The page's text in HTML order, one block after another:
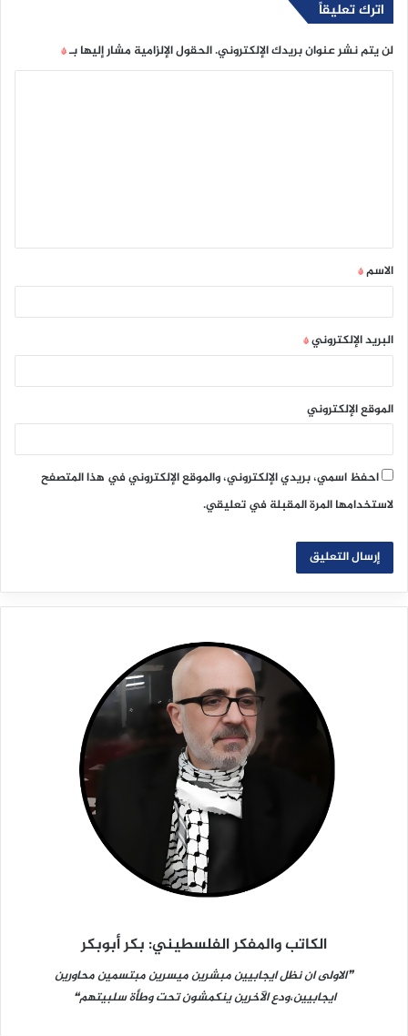
اترك تعليقاً
لن يتم نشر عنوان بريدك الإلكتروني.الحقول الإلزامية مشار إليها بـ*
ق
*
الاسم*
البريد الإلكتروني*
الموقع الإلكتروني
احفظ اسمي، بريدي الإلكتروني، والموقع الإلكتروني في هذا المتصفح
لاستخدامها المرة المقبلة في تعليقي.
الكاتب والمفكر الفلسطيني: بكر أبوبكر
❞الاولى ان نظل ايجابيين مبشرين ميسرين مبتسمين محاورين
ايجابيين،ودع الآخرين ينكمشون تحت وطأة سلبيتهم❝